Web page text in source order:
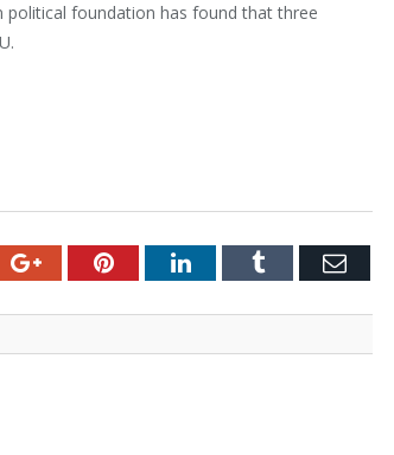
political foundation has found that three
Google+PinterestLinkedInTumblr Email